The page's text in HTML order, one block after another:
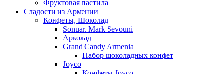
Фруктовая пастила
Сладости из Армении
Конфеты, Шоколад
Sonuar. Mark Sevouni
Арколад
Grand Candy Armenia
Набор шоколадных конфет
Joyco